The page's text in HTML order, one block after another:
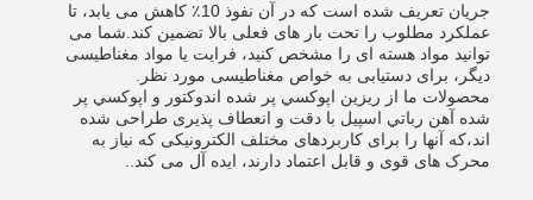
جریان تعریف شده است که در آن نفوذ 10٪ کاهش می یابد، تا
عملکرد مطلوب را تحت بار های فعلی بالا تضمین کند.شما می
توانید مواد هسته ای را مشخص کنید، فرایت یا مواد مغناطیسی
دیگر، برای دستیابی به خواص مغناطیسی مورد نظر.
محصولات ما از ريزين اپوکسي پر شده اندوکتور و اپوکسي پر
شده آهن رباتي اسپيل با دقت و انعطاف پذیری طراحی شده
اند،که آنها را برای کاربردهای مختلف الکترونیکی که نیاز به
محرک های قوی و قابل اعتماد دارند، ایده آل می کند..